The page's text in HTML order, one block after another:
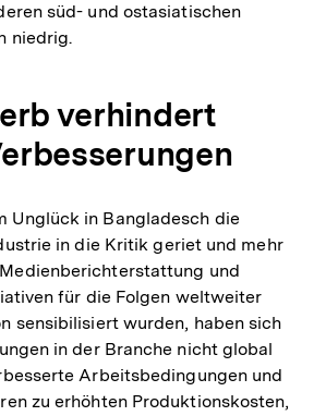
süd- und ostasiatischen
niedrig.
verhindert
Unglück in Bangladesch die
in die Kritik geriet und mehr
und
für die Folgen weltweiter
sensibilisiert wurden, haben sich
in der Branche nicht global
Arbeitsbedingungen und
zu erhöhten Produktionskosten,